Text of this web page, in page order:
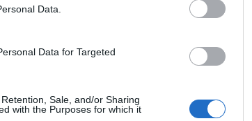
Data.
Data for Targeted
Sale, and/or Sharing
with the Purposes for which it